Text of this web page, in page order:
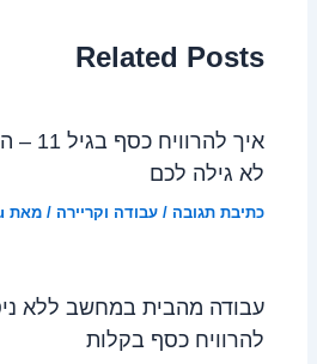
Related Posts
איך
לא גילה לכם
כתיבת תגובה /עבודה וקריירה / מאת
עבודה מהבית במחשב ללא
להרוויח כסף בקלות